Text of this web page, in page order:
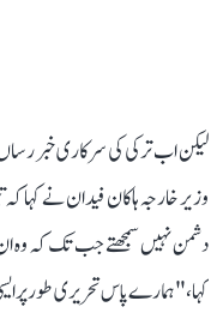
لیکن اب ترکی کی سرکاری خبر رساں
وزیر خارجہ ہاکان فیدان نے
دشمن نہیں سمجھتے جب تک کہ وہ
کہا، "ہمارے پاس تحریری طور پر